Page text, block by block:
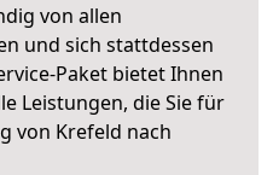
von allen
und sich stattdessen
Paket bietet Ihnen
Leistungen, die Sie für
von Krefeld nach